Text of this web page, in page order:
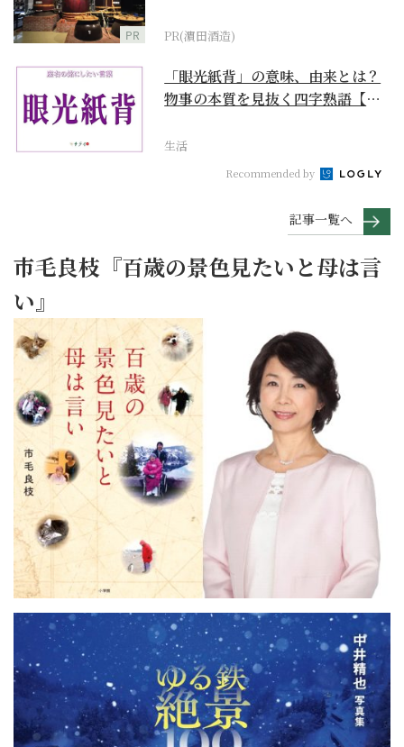
PR PR(濵田酒造)
「眼光紙背」の意味、由来とは？
物事の本質を見抜く四字熟語【座
生活
Recommended by
記事一覧へ
市毛良枝『百歳の景色見たいと母は言
い』